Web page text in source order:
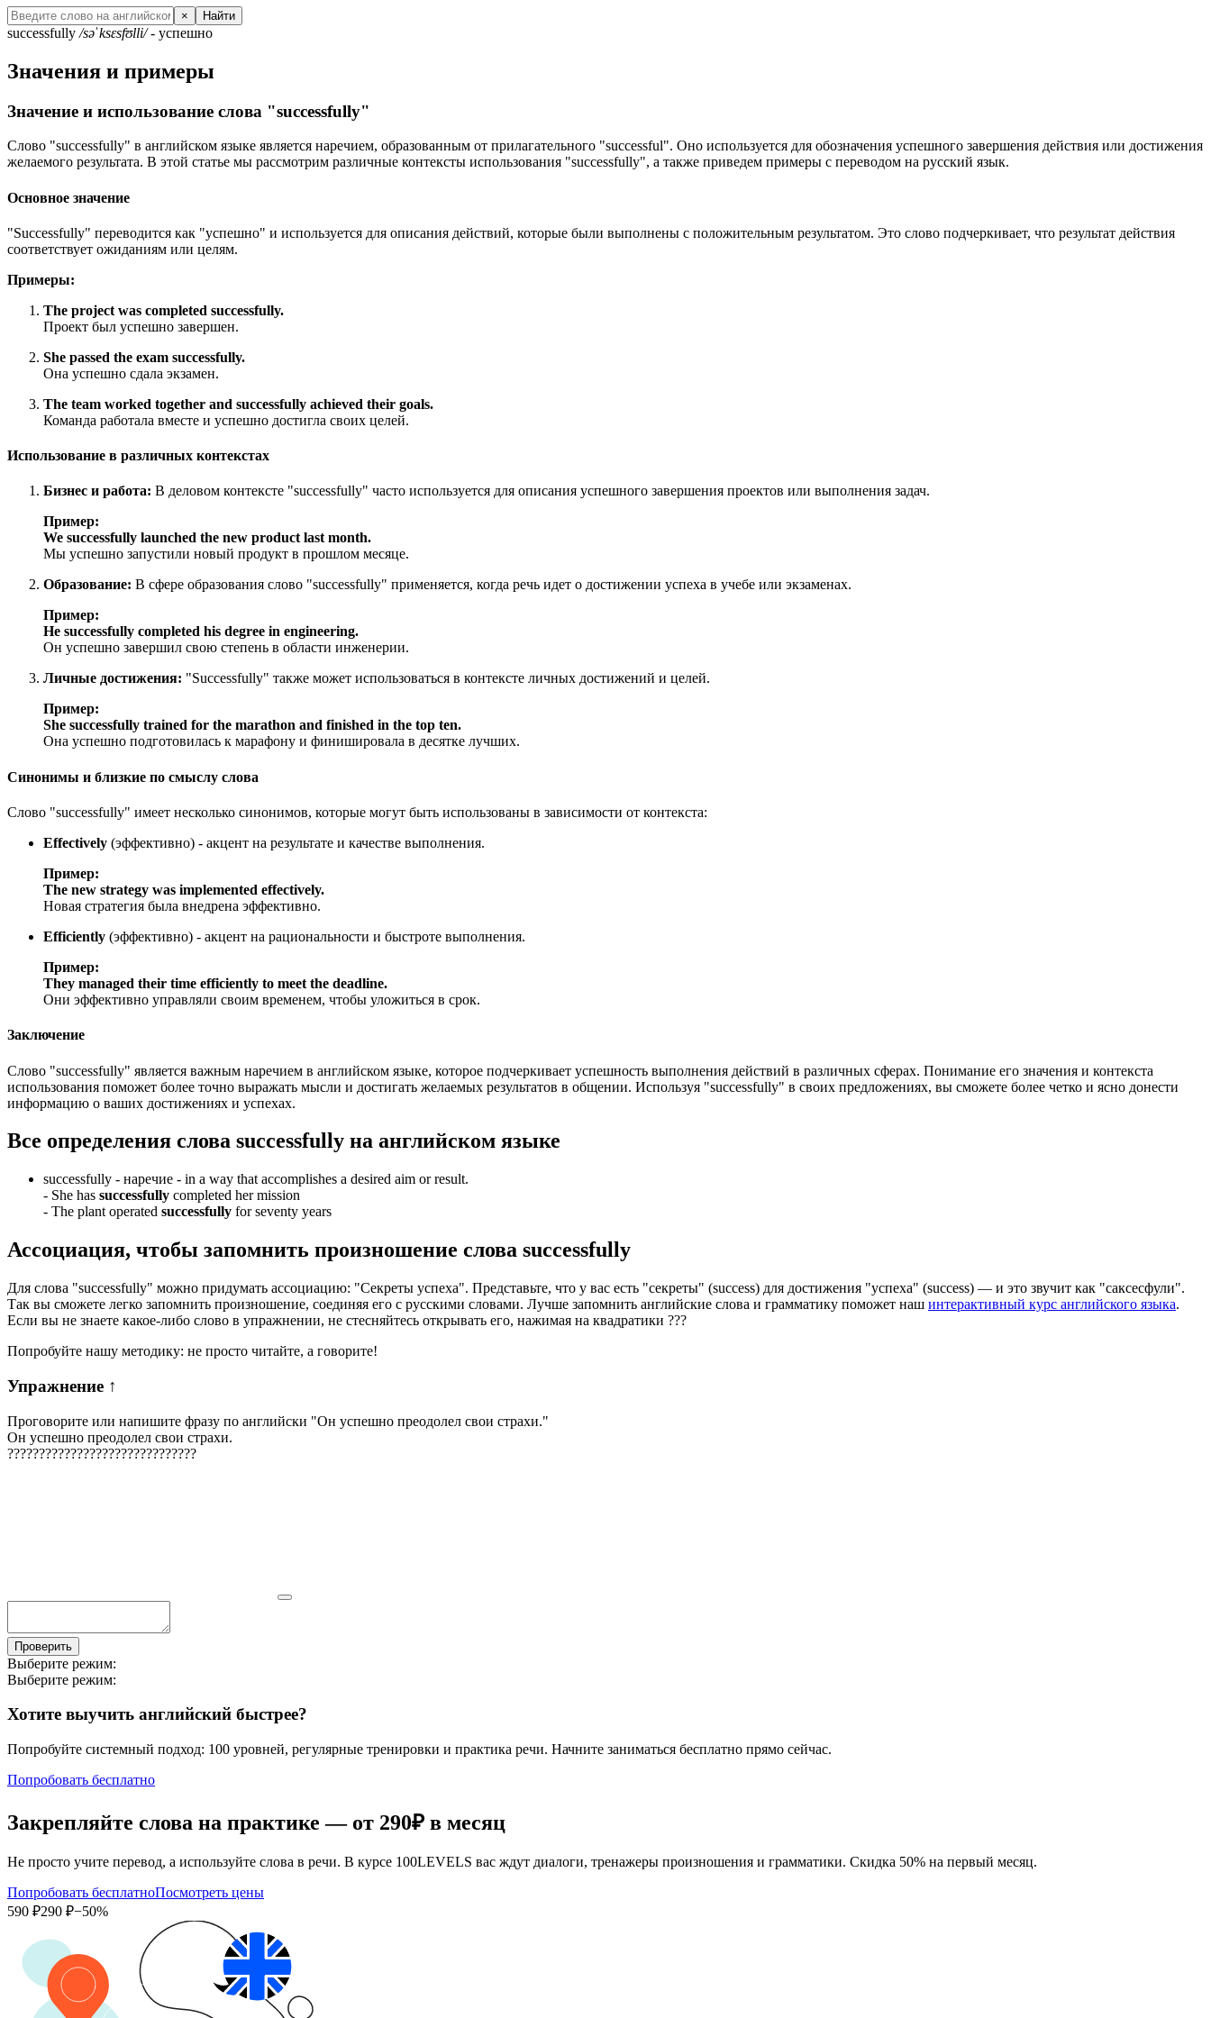
× Найти
successfully /səˈksɛsfʊlli/- успешно
Значения и примеры
Значение и использование слова "successfully"
Слово "successfully" в английском языке является наречием, образованным от прилагательного "successful". Оно используется для обозначения успешного завершения действия или достижения
желаемого результата. В этой статье мы рассмотрим различные контексты использования "successfully", а также приведем примеры с переводом на русский язык.
Основное значение
"Successfully" переводится как "успешно" и используется для описания действий, которые были выполнены с положительным результатом. Это слово подчеркивает, что результат действия
соответствует ожиданиям или целям.
Примеры:
The project was completed successfully.
Проект был успешно завершен.
She passed the exam successfully.
Она успешно сдала экзамен.
The team worked together and successfully achieved their goals.
Команда работала вместе и успешно достигла своих целей.
Использование в различных контекстах
Бизнес и работа: В деловом контексте "successfully" часто используется для описания успешного завершения проектов или выполнения задач.
Пример:
We successfully launched the new product last month.
Мы успешно запустили новый продукт в прошлом месяце.
Образование: В сфере образования слово "successfully" применяется, когда речь идет о достижении успеха в учебе или экзаменах.
Пример:
He successfully completed his degree in engineering.
Он успешно завершил свою степень в области инженерии.
Личные достижения: "Successfully" также может использоваться в контексте личных достижений и целей.
Пример:
She successfully trained for the marathon and finished in the top ten.
Она успешно подготовилась к марафону и финишировала в десятке лучших.
Синонимы и близкие по смыслу слова
Слово "successfully" имеет несколько синонимов, которые могут быть использованы в зависимости от контекста:
Effectively (эффективно) - акцент на результате и качестве выполнения.
Пример:
The new strategy was implemented effectively.
Новая стратегия была внедрена эффективно.
Efficiently (эффективно) - акцент на рациональности и быстроте выполнения.
Пример:
They managed their time efficiently to meet the deadline.
Они эффективно управляли своим временем, чтобы уложиться в срок.
Заключение
Слово "successfully" является важным наречием в английском языке, которое подчеркивает успешность выполнения действий в различных сферах. Понимание его значения и контекста
использования поможет более точно выражать мысли и достигать желаемых результатов в общении. Используя "successfully" в своих предложениях, вы сможете более четко и ясно донести
информацию о ваших достижениях и успехах.
Все определения слова successfully на английском языке
successfully - наречие - in a way that accomplishes a desired aim or result.
- She has successfully completed her mission
- The plant operated successfully for seventy years
Ассоциация, чтобы запомнить произношение слова successfully
Для слова "successfully" можно придумать ассоциацию: "Секреты успеха". Представьте, что у вас есть "секреты" (success) для достижения "успеха" (success) — и это звучит как "саксесфули".
Так вы сможете легко запомнить произношение, соединяя его с русскими словами. Лучше запомнить английские слова и грамматику поможет наш интерактивный курс английского языка.
Если вы не знаете какое-либо слово в упражнении, не стесняйтесь открывать его, нажимая на квадратики ???
Попробуйте нашу методику: не просто читайте, а говорите!
Упражнение ↑
Проговорите или напишите фразу по английски "Он успешно преодолел свои страхи."
Он успешно преодолел свои страхи.
??????????????????????????????
Проверить
Выберите режим:
Выберите режим:
Хотите выучить английский быстрее?
Попробуйте системный подход: 100 уровней, регулярные тренировки и практика речи. Начните заниматься бесплатно прямо сейчас.
Попробовать бесплатно
Закрепляйте слова на практике — от 290₽ в месяц
Не просто учите перевод, а используйте слова в речи. В курсе 100LEVELS вас ждут диалоги, тренажеры произношения и грамматики. Скидка 50% на первый месяц.
Попробовать бесплатноПосмотреть цены
590 ₽290 ₽−50%